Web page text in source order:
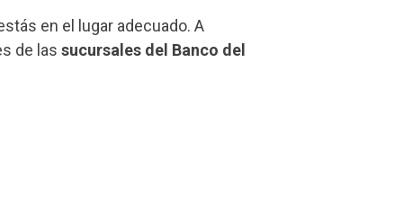
en el lugar adecuado. A
de las sucursales del Banco del